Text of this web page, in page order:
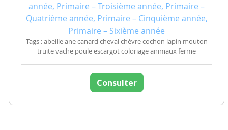
année, Primaire – Troisième année, Primaire –
Quatrième année, Primaire – Cinquième année,
Primaire – Sixième année
Tags : abeille ane canard cheval chèvre cochon lapin mouton
truite vache poule escargot coloriage animaux ferme
Consulter